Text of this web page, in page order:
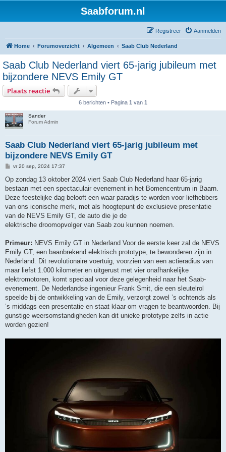
Saabforum.nl
Aanmelden
Registreer
Home Forumoverzicht Algemeen Saab Club Nederland
Saab Club Nederland viert 65-jarig jubileum met
bijzondere NEVS Emily GT
Plaats reactie
6 berichten • Pagina 1 van 1
Sander
Forum Admin
Saab Club Nederland viert 65-jarig jubileum met
bijzondere NEVS Emily GT
B
r
i
c
h
vr 20 sep, 2024 17:37
Op zondag 13 oktober 2024 viert Saab Club Nederland haar 65-jarig
bestaan met een spectaculair evenement in het Bomencentrum in Baarn.
Deze feestelijke dag belooft een waar paradijs te worden voor liefhebbers
van ons iconische merk, met als hoogtepunt de exclusieve presentatie
van de NEVS Emily GT, de auto die je de
elektrische droomopvolger van Saab zou kunnen noemen.
Primeur: NEVS Emily GT in Nederland Voor de eerste keer zal de NEVS
Emily GT, een baanbrekend elektrisch prototype, te bewonderen zijn in
Nederland. Dit revolutionaire voertuig, voorzien van een actieradius van
maar liefst 1.000 kilometer en uitgerust met vier onafhankelijke
elektromotoren, komt speciaal voor deze gelegenheid naar het Saab-
evenement. De Nederlandse ingenieur Frank Smit, die een sleutelrol
speelde bij de ontwikkeling van de Emily, verzorgt zowel ’s ochtends als
’s middags een presentatie en staat klaar om vragen te beantwoorden. Bij
gunstige weersomstandigheden kan dit unieke prototype zelfs in actie
worden gezien!